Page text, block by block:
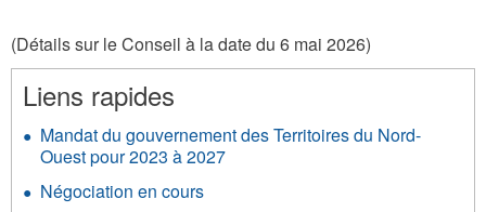
(Détails sur le Conseil à la date du 6 mai 2026)
Liens rapides
Mandat du gouvernement des Territoires du Nord-
Ouest pour 2023 à 2027
Négociation en cours